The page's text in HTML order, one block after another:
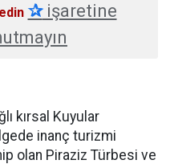
✰işaretine
kırsal Kuyular
inanç turizmi
olan Piraziz Türbesi ve